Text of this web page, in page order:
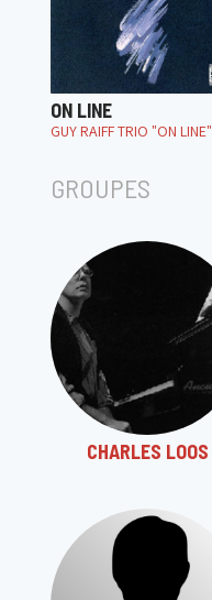
ON LINE
GUY RAIFF TRIO "ON LINE"
GROUPES
CHARLES LOOS